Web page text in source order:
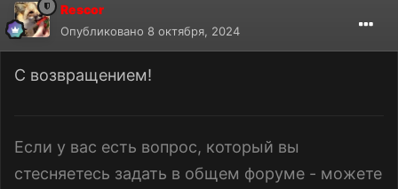
Rescor
Опубликовано 8 октября, 2024
С возвращением!
Если у вас есть вопрос, который вы
стесняетесь задать в общем форуме - можете